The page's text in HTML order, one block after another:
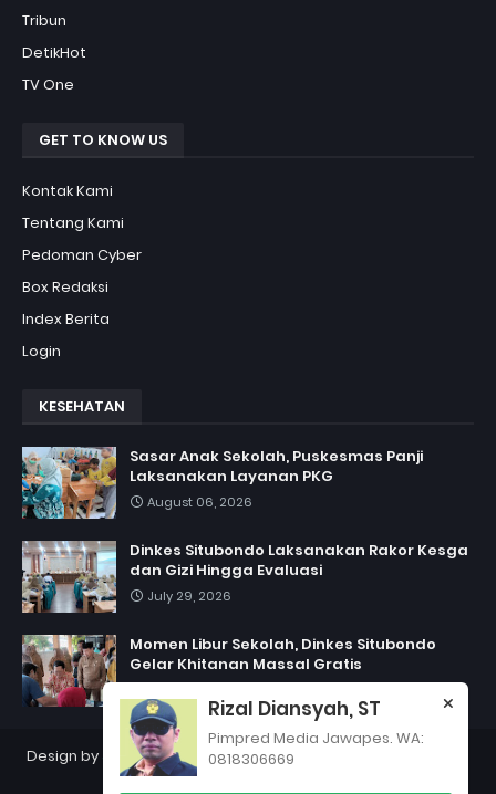
Tribun
DetikHot
TV One
GET TO KNOW US
Kontak Kami
Tentang Kami
Pedoman Cyber
Box Redaksi
Index Berita
Login
KESEHATAN
Sasar Anak Sekolah, Puskesmas Panji
Laksanakan Layanan PKG
August 06, 2026
Dinkes Situbondo Laksanakan Rakor Kesga
dan Gizi Hingga Evaluasi
July 29, 2026
Momen Libur Sekolah, Dinkes Situbondo
Gelar Khitanan Massal Gratis
Design by Jawapes| Copyright 2012PT Jawapes Indonesia
Rizal Diansyah, ST
Pimpred Media Jawapes. WA:
0818306669